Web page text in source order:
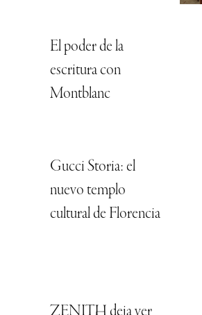
El poder de la
escritura con
Montblanc
Gucci Storia: el
nuevo templo
cultural de Florencia